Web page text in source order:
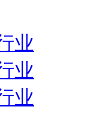
业
业
业